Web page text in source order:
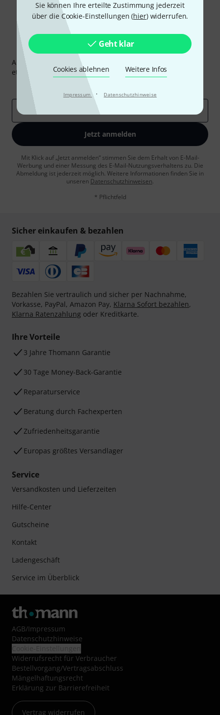
Sie können Ihre erteilte Zustimmung jederzeit
über die Cookie-Einstellungen (hier) widerrufen.
Geht klar
Cookies ablehnen Weitere Infos
Impressum · Datenschutzhinweise
Thomann Newsletter
Abonniere den Thomann Newsletter und gewinne mit
etwas Glück einen von50 Gutscheinenüber jeweils
Inspirierende Beiträge
E-Mail-Adresse
Jetzt anmelden
Mit Klick auf „Jetzt anmelden“ stimmen Sie dem Erhalt von E-Mail-
Werbung und einer Messung des E-Mail-Nutzungsverhaltens zu. Die
Abmeldung ist jederzeit möglich. Weitere Informationen finden Sie in
unseren Datenschutzhinweisen.
* Pflichtfeld
Sicher einkaufen & bezahlen
Bezahlen Sie vertraulich und sicher per Nachnahme,
Vorkasse, PayPal, Amazon Pay, Klarna Sofort bezahlen,
Klarna Ratenzahlung oder Kreditkarte.
Ihre Vorteile
3 Jahre Thomann Garantie
30 Tage Money-Back-Garantie
Reparaturservice
Beratung durch Fachexperten
Zufriedenheitsgarantie
Europas größtes Versandlager
Service
Versandkosten und Lieferzeiten
Hilfe-Center
Gutscheine
Kontakt
Ladengeschäft
Service im Überblick
AGB/Impressum
Datenschutzhinweise
Widerrufsrecht für Verbraucher
Bestellvorgang/Vertragsabschluss
Mängelhaftungsrecht
Erklärung zur Barrierefreiheit
Vertrag widerrufen